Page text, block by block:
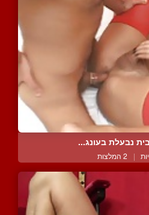
נבעלת בעונג...
| 2 המלצות